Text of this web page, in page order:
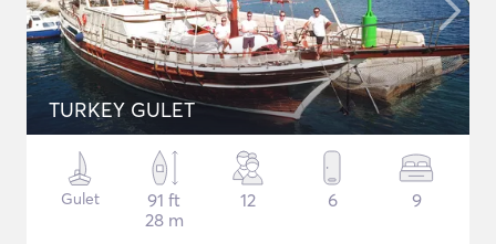
TURKEY GULET
Gulet
91 ft
28 m
12 6 9